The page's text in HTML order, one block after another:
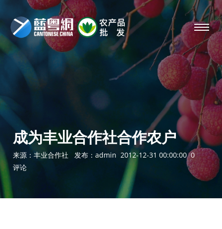
成为丰业合作社合作农户
来源：丰业合作社 发布：admin 2012-12-31 00:00:00 0
评论